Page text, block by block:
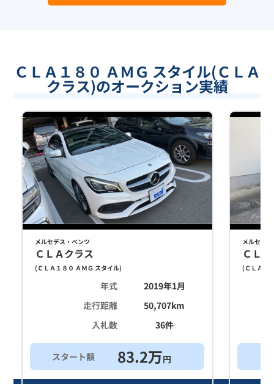
ＣＬＡ１８０ ＡＭＧ スタイル(ＣＬＡ
クラス)のオークション実績
メルセデス・ベンツ
ＣＬＡクラス
( ＣＬＡ１８０ ＡＭＧ スタイル)
年式
2019年1月
走行距離
50,707km
入札数
36件
スタート額 83.2万円
メルセデ
ＣＬ
( ＣＬＡ１